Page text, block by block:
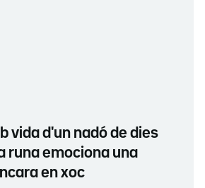
vida d'un nadó de dies
runa emociona una
en xoc